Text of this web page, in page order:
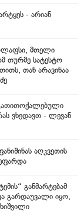
- არიან
მთელი
თურმე სატესტო
თან არავინაა
ვხედავთ - ლევან
აღკვეთის
განმარტებამ
გარდაუვალი იყო,